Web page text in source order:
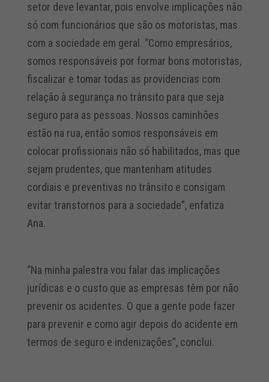
setor deve levantar, pois envolve implicações não
só com funcionários que são os motoristas, mas
com a sociedade em geral. “Como empresários,
somos responsáveis por formar bons motoristas,
fiscalizar e tomar todas as providencias com
relação à segurança no trânsito para que seja
seguro para as pessoas. Nossos caminhões
estão na rua, então somos responsáveis em
colocar profissionais não só habilitados, mas que
sejam prudentes, que mantenham atitudes
cordiais e preventivas no trânsito e consigam
evitar transtornos para a sociedade”, enfatiza
Ana.
“Na minha palestra vou falar das implicações
jurídicas e o custo que as empresas têm por não
prevenir os acidentes. O que a gente pode fazer
para prevenir e como agir depois do acidente em
termos de seguro e indenizações”, conclui.